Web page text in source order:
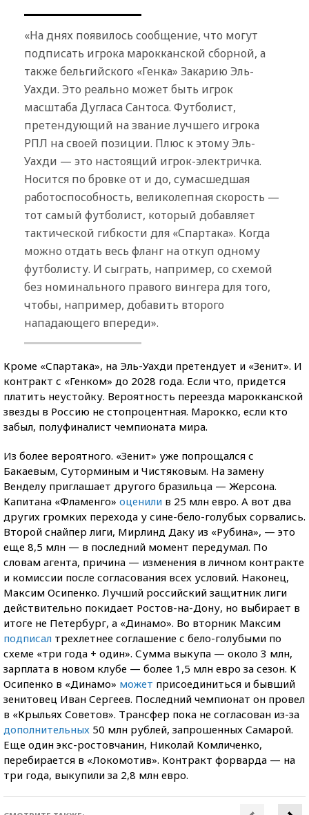
«На днях появилось сообщение, что могут
подписать игрока марокканской сборной, а
также бельгийского «Генка» Закарию Эль-
Уахди. Это реально может быть игрок
масштаба Дугласа Сантоса. Футболист,
претендующий на звание лучшего игрока
РПЛ на своей позиции. Плюс к этому Эль-
Уахди — это настоящий игрок-электричка.
Носится по бровке от и до, сумасшедшая
работоспособность, великолепная скорость —
тот самый футболист, который добавляет
тактической гибкости для «Спартака». Когда
можно отдать весь фланг на откуп одному
футболисту. И сыграть, например, со схемой
без номинального правого вингера для того,
чтобы, например, добавить второго
нападающего впереди».
Кроме «Спартака», на Эль-Уахди претендует и «Зенит». И
контракт с «Генком» до 2028 года. Если что, придется
платить неустойку. Вероятность переезда марокканской
звезды в Россию не стопроцентная. Марокко, если кто
забыл, полуфиналист чемпионата мира.
Из более вероятного. «Зенит» уже попрощался с
Бакаевым, Суторминым и Чистяковым. На замену
Венделу приглашает другого бразильца — Жерсона.
Капитана «Фламенго» оценили в 25 млн евро. А вот два
других громких перехода у сине-бело-голубых сорвались.
Второй снайпер лиги, Мирлинд Даку из «Рубина», — это
еще 8,5 млн — в последний момент передумал. По
словам агента, причина — изменения в личном контракте
и комиссии после согласования всех условий. Наконец,
Максим Осипенко. Лучший российский защитник лиги
действительно покидает Ростов-на-Дону, но выбирает в
итоге не Петербург, а «Динамо». Во вторник Максим
подписал трехлетнее соглашение с бело-голубыми по
схеме «три года + один». Сумма выкупа — около 3 млн,
зарплата в новом клубе — более 1,5 млн евро за сезон. К
Осипенко в «Динамо» может присоединиться и бывший
зенитовец Иван Сергеев. Последний чемпионат он провел
в «Крыльях Советов». Трансфер пока не согласован из-за
дополнительных 50 млн рублей, запрошенных Самарой.
Еще один экс-ростовчанин, Николай Комличенко,
перебирается в «Локомотив». Контракт форварда — на
три года, выкупили за 2,8 млн евро.